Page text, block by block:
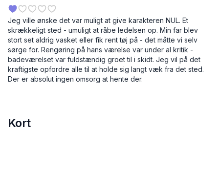
Jeg ville ønske det var muligt at give karakteren NUL. Et
skrækkeligt sted - umuligt at råbe ledelsen op. Min far blev
stort set aldrig vasket eller fik rent tøj på - det måtte vi selv
sørge for. Rengøring på hans værelse var under al kritik -
badeværelset var fuldstændig groet til i skidt. Jeg vil på det
kraftigste opfordre alle til at holde sig langt væk fra det sted.
Der er absolut ingen omsorg at hente der.
Kort